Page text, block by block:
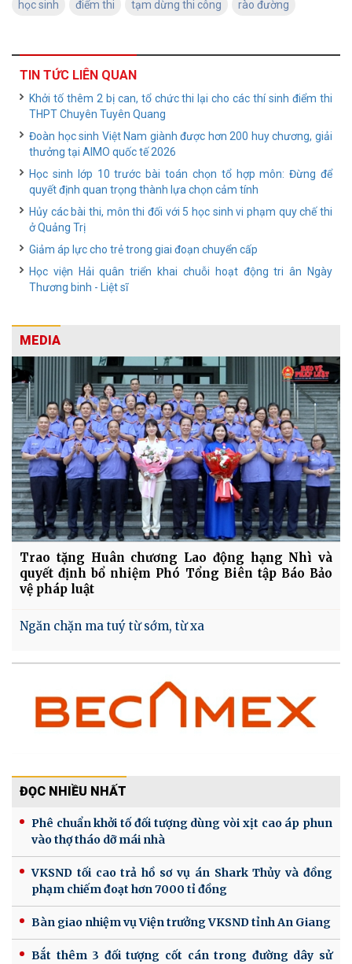
học sinh điểm thi tạm dừng thi công rào đường
TIN TỨC LIÊN QUAN
Khởi tố thêm 2 bị can, tổ chức thi lại cho các thí sinh điểm thi
THPT Chuyên Tuyên Quang
Đoàn học sinh Việt Nam giành được hơn 200 huy chương, giải
thưởng tại AIMO quốc tế 2026
Học sinh lớp 10 trước bài toán chọn tổ hợp môn: Đừng để
quyết định quan trọng thành lựa chọn cảm tính
Hủy các bài thi, môn thi đối với 5 học sinh vi phạm quy chế thi
ở Quảng Trị
Giảm áp lực cho trẻ trong giai đoạn chuyển cấp
Học viện Hải quân triển khai chuỗi hoạt động tri ân Ngày
Thương binh - Liệt sĩ
MEDIA
Trao tặng Huân chương Lao động hạng Nhì và
quyết định bổ nhiệm Phó Tổng Biên tập Báo Bảo
vệ pháp luật
Ngăn chặn ma tuý từ sớm, từ xa
ĐỌC NHIỀU NHẤT
Phê chuẩn khởi tố đối tượng dùng vòi xịt cao áp phun
vào thợ tháo dỡ mái nhà
VKSND tối cao trả hồ sơ vụ án Shark Thủy và đồng
phạm chiếm đoạt hơn 7000 tỉ đồng
Bàn giao nhiệm vụ Viện trưởng VKSND tỉnh An Giang
Bắt thêm 3 đối tượng cốt cán trong đường dây sử